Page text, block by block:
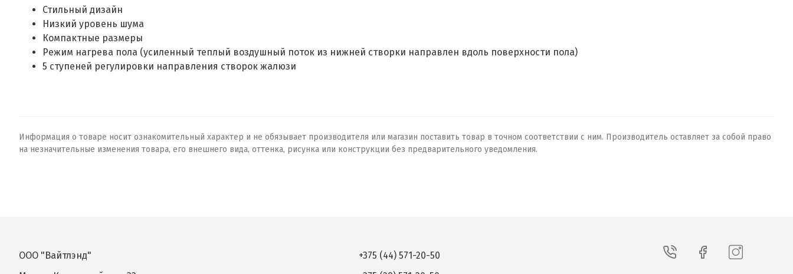
Стильный дизайн
Низкий уровень шума
Компактные размеры
Режим нагрева пола (усиленный теплый воздушный поток из нижней створки направлен вдоль поверхности пола)
5 ступеней регулировки направления створок жалюзи
Информация о товаре носит ознакомительный характер и не обязывает производителя или магазин поставить товар в точном соответствии с ним. Производитель оставляет за собой право
на незначительные изменения товара, его внешнего вида, оттенка, рисунка или конструкции без предварительного уведомления.
ООО "Вайтлэнд"
+375 (44) 571-20-50